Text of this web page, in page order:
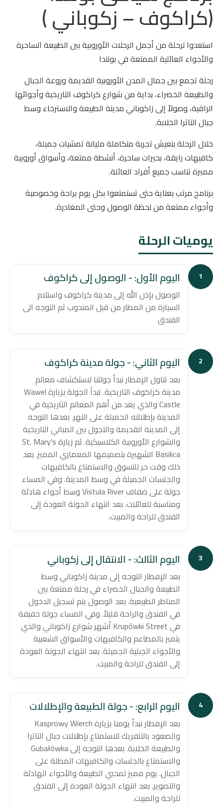
(كراكوف – زكوباني )
استعدوا لرحلة من أجمل الرحلات الأوروبية بين الطبيعة الساحرة
والأجواء العائلية الممتعة في بولندا
رحلة تجمع بين جمال المدن الأوروبية القديمة وروعة الجبال
والطبيعة الخضراء، بداية من شوارع كراكوف التاريخية وأجوائها
الراقية، وصولاً إلى زاكوباني مدينة الطبيعة والاسترخاء وسط
جبال التاترا الخلابة.
خلال الرحلة بنعيش تجربة متكاملة مليانة تمشيات جميلة،
كافيهات رايقة، بحيرات ساحرة، أنشطة ممتعة، وأسواق أوروبية
مميزة تناسب جميع أفراد العائلة.
برنامج مرتب بعناية حتى تستمتعوا بكل يوم براحة وخصوصية
وأجواء ممتعة من لحظة الوصول وحتى المغادرة.
يوميات الرحلة
1 اليوم الأول: - الوصول إلى كراكوف
الوصول بإذن الله إلى مدينة كراكوف واستلام
السيارة من المطار من قبل المندوب ثم التوجه الى
الفندق
2 اليوم الثاني: - جولة مدينة كراكوف
بعد تناول الإفطار نبدأ جولتنا لاستكشاف معالم
مدينة كراكوف التاريخية. تبدأ الجولة بزيارة Wawel
Castle والذي يعد من أهم المعالم التاريخية في
المدينة بإطلالته الجميلة على النهر. بعدها التوجه
إلى المدينة القديمة والتجول بين المباني التاريخية
والشوارع الأوروبية الكلاسيكية. ثم زيارة St. Mary's
Basilica الشهيرة بتصميمها المعماري المميز. بعد
ذلك وقت حر للتسوق والاستمتاع بالكافيهات
والجلسات الجميلة في وسط المدينة. وفي المساء
جولة على ضفاف Vistula River وسط أجواء هادئة
ومناسبة للعائلات. بعد انتهاء الجولة العودة إلى
الفندق للراحة والمبيت.
3 اليوم الثالث: - الانتقال إلى زكوباني
بعد الإفطار التوجه إلى مدينة زاكوباني وسط
الطبيعة والجبال الخضراء في رحلة ممتعة بين
المناظر الطبيعية. بعد الوصول يتم تسجيل الدخول
في الفندق والراحة قليلاً. وفي المساء جولة خفيفة
في Krupówki Street أشهر شوارع زاكوباني والذي
يتميز بالمطاعم والكافيهات والأسواق الشعبية
والأجواء الجبلية الجميلة. بعد انتهاء الجولة العودة
إلى الفندق للراحة والمبيت.
4 اليوم الرابع: - جولة الطبيعة والإطلالات
بعد الإفطار نبدأ يومنا بزيارة Kasprowy Wierch
والصعود بالتلفريك للاستمتاع بإطلالات جبال التاترا
والطبيعة الخلابة. بعدها التوجه إلى Gubałówka
والاستمتاع بالجلسات والكافيهات المطلة على
الجبال. يوم مميز لمحبي الطبيعة والأجواء الهادئة
والتصوير. بعد انتهاء الجولة العودة إلى الفندق
للراحة والمبيت.